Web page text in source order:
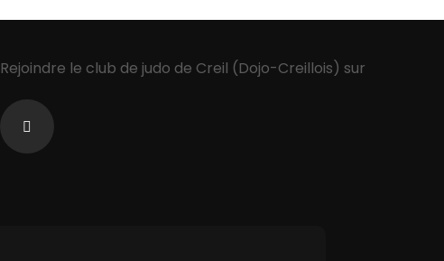
Rejoindre le club de judo de Creil (Dojo-Creillois) sur